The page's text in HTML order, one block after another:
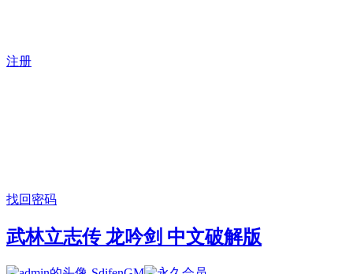
注册
找回密码
武林立志传 龙吟剑 中文破解版